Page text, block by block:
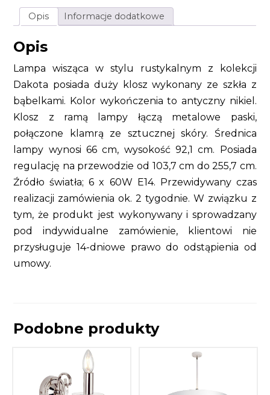
Opis Informacje dodatkowe
Opis
Lampa wisząca w stylu rustykalnym z kolekcji
Dakota posiada duży klosz wykonany ze szkła z
bąbelkami. Kolor wykończenia to antyczny nikiel.
Klosz z ramą lampy łączą metalowe paski,
połączone klamrą ze sztucznej skóry. Średnica
lampy wynosi 66 cm, wysokość 92,1 cm. Posiada
regulację na przewodzie od 103,7 cm do 255,7 cm.
Źródło światła; 6 x 60W E14. Przewidywany czas
realizacji zamówienia ok. 2 tygodnie. W związku z
tym, że produkt jest wykonywany i sprowadzany
pod indywidualne zamówienie, klientowi nie
przysługuje 14-dniowe prawo do odstąpienia od
umowy.
Podobne produkty